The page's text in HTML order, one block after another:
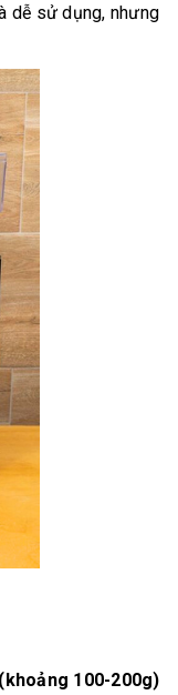
dễ sử dụng, nhưng
(khoảng 100-200g)